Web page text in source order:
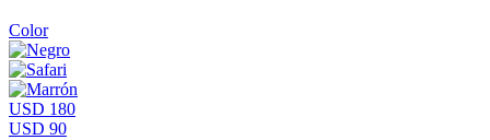
Color
USD 180
USD 90